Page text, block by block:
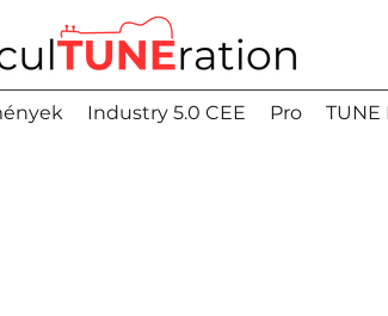
Industry 5.0 CEE Pro TUNE